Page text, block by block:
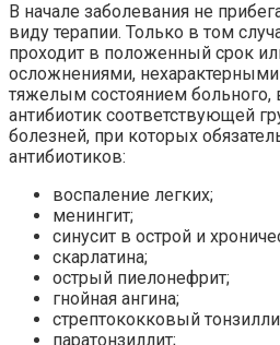
В начале заболевания не
виду терапии. Только в том
проходит в положенный срок
осложнениями,
тяжелым состоянием больного,
антибиотик соответствующей
болезней, при которых
антибиотиков:
воспаление легких;
менингит;
синусит в острой и
скарлатина;
острый пиелонефрит;
гнойная ангина;
стрептококковый
паратонзиллит;